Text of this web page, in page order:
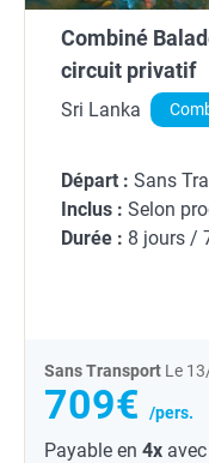
Combiné
circuit privatif
Sri Lanka
Départ : Sans
Inclus : Selon
Durée : 8 jours /
Sans Transport Le
709€ /pers.
Payable en 4x avec